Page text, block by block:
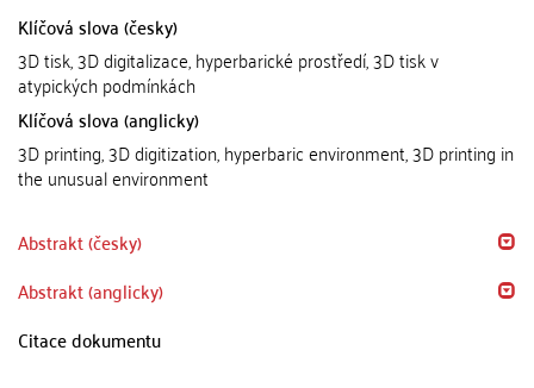
Klíčová slova (česky)
3D tisk, 3D digitalizace, hyperbarické prostředí, 3D tisk v
atypických podmínkách
Klíčová slova (anglicky)
3D printing, 3D digitization, hyperbaric environment, 3D printing in
the unusual environment
Abstrakt (česky)
Abstrakt (anglicky)
Citace dokumentu